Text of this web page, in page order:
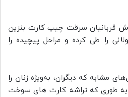
قربانیان سرقت چیپ کارت بنزین
را طی کرده و مراحل پیچیده را
مشابه که دیگران، به‌ویژه زنان را
به طوری که تراشه کارت های سوخت